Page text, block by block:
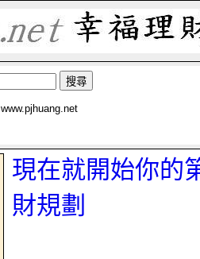
www.pjhuang.net
現在就開始你的
財規劃